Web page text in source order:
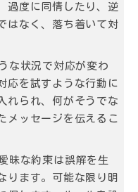
過度に同情したり、逆
はなく、落ち着いて対
な状況で対応が変わ
応を試すような行動に
れられ、何がそうでな
メッセージを伝えるこ
昧な約束は誤解を生
ります。可能な限り明